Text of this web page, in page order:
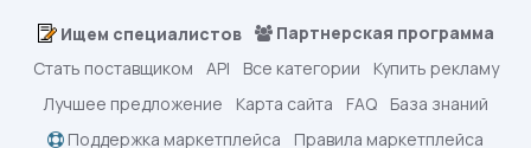
Ищем специалистов
Партнерская программа
Стать поставщиком
API Все категории
Купить рекламу
Лучшее предложение
Карта сайта FAQ
База знаний
Поддержка маркетплейса
Правила маркетплейса